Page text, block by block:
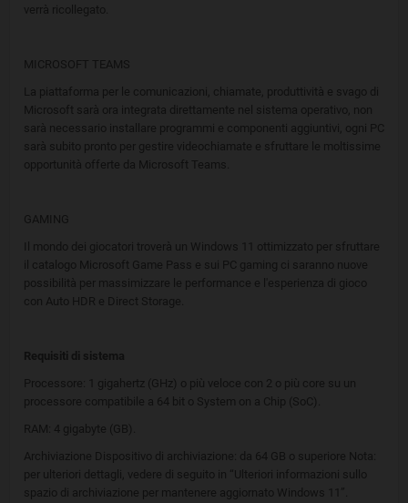
verrà ricollegato.
MICROSOFT TEAMS
La piattaforma per le comunicazioni, chiamate, produttività e svago di
Microsoft sarà ora integrata direttamente nel sistema operativo, non
sarà necessario installare programmi e componenti aggiuntivi, ogni PC
sarà subito pronto per gestire videochiamate e sfruttare le moltissime
opportunità offerte da Microsoft Teams.
GAMING
Il mondo dei giocatori troverà un Windows 11 ottimizzato per sfruttare
il catalogo Microsoft Game Pass e sui PC gaming ci saranno nuove
possibilità per massimizzare le performance e l'esperienza di gioco
con Auto HDR e Direct Storage.
Requisiti di sistema
Processore: 1 gigahertz (GHz) o più veloce con 2 o più core su un
processore compatibile a 64 bit o System on a Chip (SoC).
RAM: 4 gigabyte (GB).
Archiviazione Dispositivo di archiviazione: da 64 GB o superiore Nota:
per ulteriori dettagli, vedere di seguito in “Ulteriori informazioni sullo
spazio di archiviazione per mantenere aggiornato Windows 11”.